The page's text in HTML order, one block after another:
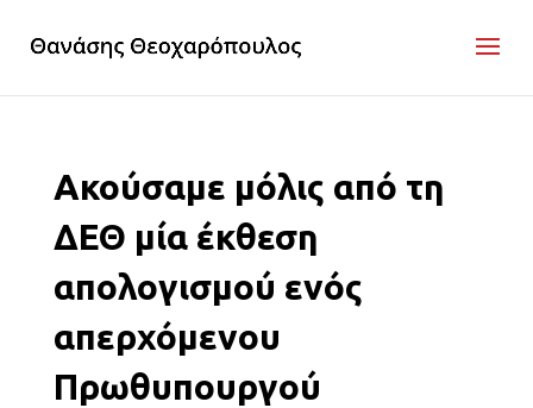
Ακούσαμε μόλις από τη
ΔΕΘ μία έκθεση
απολογισμού ενός
απερχόμενου
Πρωθυπουργού